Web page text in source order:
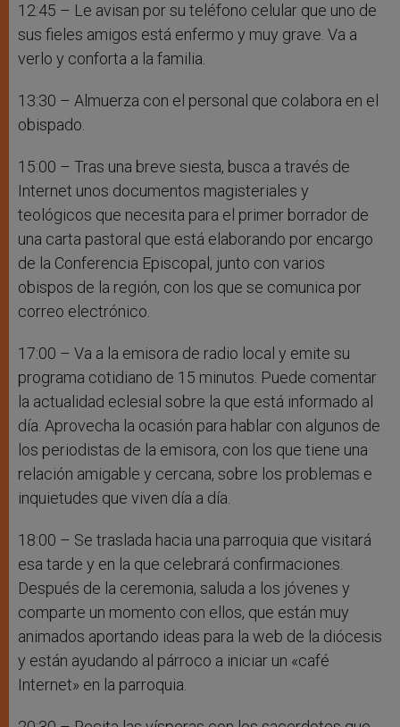
12:45 – Le avisan por su teléfono celular que uno de
sus fieles amigos está enfermo y muy grave. Va a
verlo y conforta a la familia.
13:30 – Almuerza con el personal que colabora en el
obispado.
15:00 – Tras una breve siesta, busca a través de
Internet unos documentos magisteriales y
teológicos que necesita para el primer borrador de
una carta pastoral que está elaborando por encargo
de la Conferencia Episcopal, junto con varios
obispos de la región, con los que se comunica por
correo electrónico.
17:00 – Va a la emisora de radio local y emite su
programa cotidiano de 15 minutos. Puede comentar
la actualidad eclesial sobre la que está informado al
día. Aprovecha la ocasión para hablar con algunos de
los periodistas de la emisora, con los que tiene una
relación amigable y cercana, sobre los problemas e
inquietudes que viven día a día.
18:00 – Se traslada hacia una parroquia que visitará
esa tarde y en la que celebrará confirmaciones.
Después de la ceremonia, saluda a los jóvenes y
comparte un momento con ellos, que están muy
animados aportando ideas para la web de la diócesis
y están ayudando al párroco a iniciar un «café
Internet» en la parroquia.